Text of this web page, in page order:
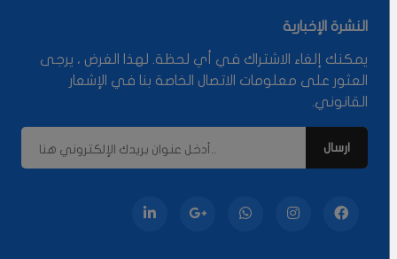
النشرة الإخبارية
يمكنك إلغاء الاشتراك في أي لحظة. لهذا الغرض ، يرجى
العثور على معلومات الاتصال الخاصة بنا في الإشعار
القانوني.